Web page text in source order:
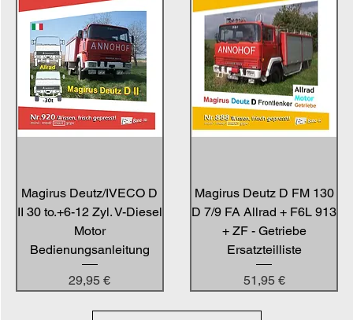
Magirus Deutz/IVECO D
II 30 to.+6-12 Zyl. V-Diesel
Motor
Bedienungsanleitung
Preis
29,95 €
Magirus Deutz D FM 130
D 7/9 FA Allrad + F6L 913
+ ZF - Getriebe
Ersatzteilliste
Preis
51,95 €